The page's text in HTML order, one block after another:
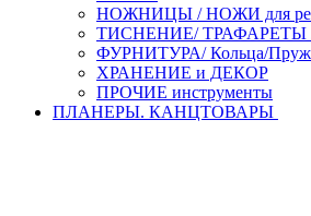
НОЖНИЦЫ / НОЖИ для
ТИСНЕНИЕ/ ТРАФАРЕТЫ /
ФУРНИТУРА/ Кольца/
ХРАНЕНИЕ и ДЕКОР
ПРОЧИЕ инструменты
ПЛАНЕРЫ. КАНЦТОВАРЫ